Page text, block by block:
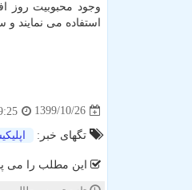
وجود محبوبیت روز
استفاده می نمایند
1399/10/26
تگهای خبر:
این مطلب را می